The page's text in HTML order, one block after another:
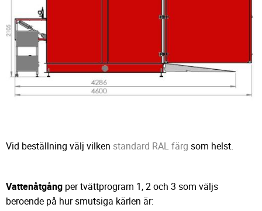
Vid beställning välj vilken standard RAL färg som helst.
Vattenåtgång per tvättprogram 1, 2 och 3 som väljs
beroende på hur smutsiga kärlen är: